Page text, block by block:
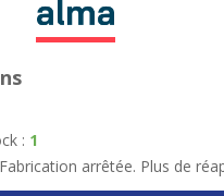
: 1
arrêtée. Plus de